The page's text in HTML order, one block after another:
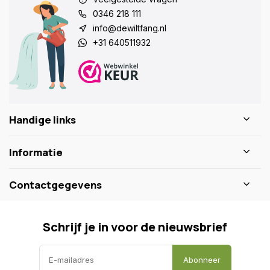
0346 218 111
info@dewiltfang.nl
+31 640511932
Handige links
Informatie
Contactgegevens
Schrijf je in voor de nieuwsbrief
Abonneer